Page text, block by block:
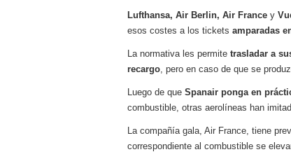
Planificar tu
a los costes 21 de
¿Cuánto cuesta
Lufthansa, Air Berlin, Air France y
esos costes a los tickets amparadas en
La normativa les permite trasladar a
recargo, pero en caso de que se
Luego de que Spanair ponga en
combustible, otras aerolíneas han
La compañía gala, Air France, tiene
correspondiente al combustible se